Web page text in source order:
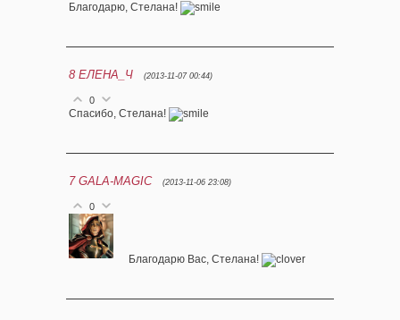
Благодарю, Стелана!
8 ЕЛЕНА_Ч (2013-11-07 00:44)
0
Спасибо, Стелана!
7 GALA-MAGIC (2013-11-06 23:08)
0
Благодарю Вас, Стелана!